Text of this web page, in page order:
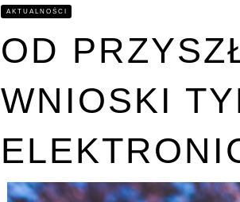
AKTUALNOŚCI
OD
WNIOSKI